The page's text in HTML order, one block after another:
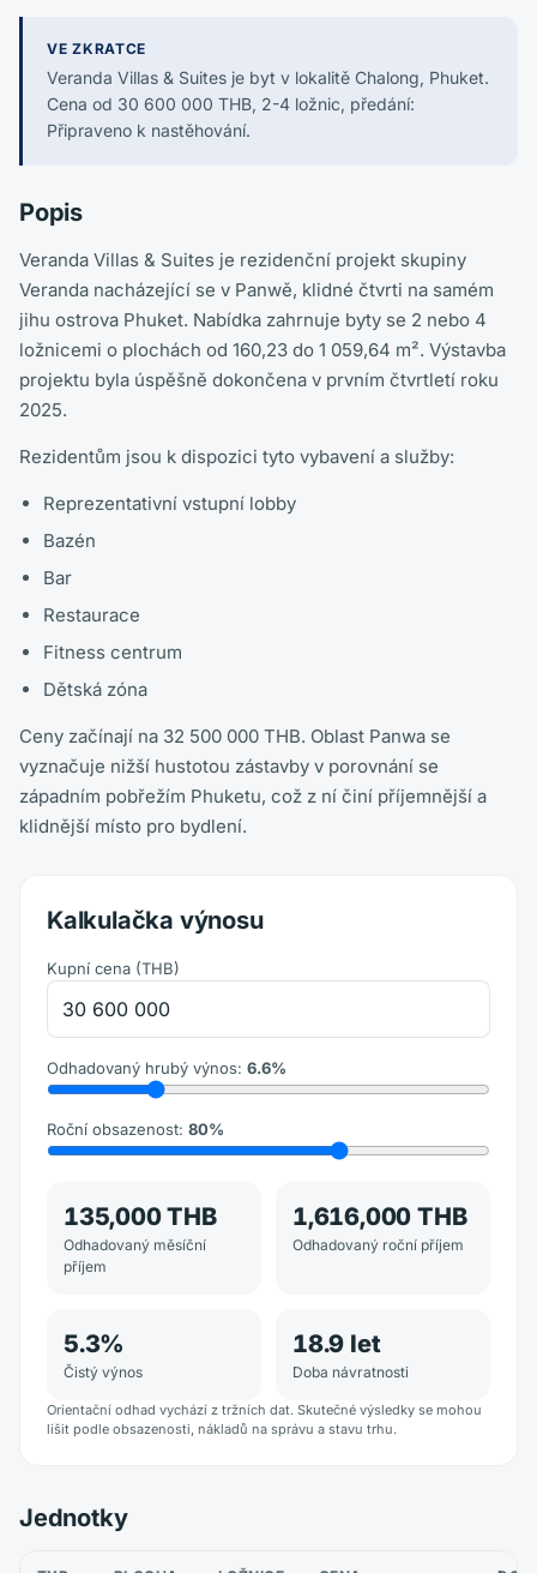
VE ZKRATCE
Veranda Villas & Suites je byt v lokalitě Chalong, Phuket.
Cena od 30 600 000 THB, 2-4 ložnic, předání:
Připraveno k nastěhování.
Popis
Veranda Villas & Suites je rezidenční projekt skupiny
Veranda nacházející se v Panwě, klidné čtvrti na samém
jihu ostrova Phuket. Nabídka zahrnuje byty se 2 nebo 4
ložnicemi o plochách od 160,23 do 1 059,64 m². Výstavba
projektu byla úspěšně dokončena v prvním čtvrtletí roku
2025.
Rezidentům jsou k dispozici tyto vybavení a služby:
Reprezentativní vstupní lobby
Bazén
Bar
Restaurace
Fitness centrum
Dětská zóna
Ceny začínají na 32 500 000 THB. Oblast Panwa se
vyznačuje nižší hustotou zástavby v porovnání se
západním pobřežím Phuketu, což z ní činí příjemnější a
klidnější místo pro bydlení.
Kalkulačka výnosu
Kupní cena (THB)
Odhadovaný hrubý výnos: 6.6%
Roční obsazenost: 80%
135,000 THB
Odhadovaný měsíční
příjem
1,616,000 THB
Odhadovaný roční příjem
5.3%
Čistý výnos
18.9 let
Doba návratnosti
Orientační odhad vychází z tržních dat. Skutečné výsledky se mohou
lišit podle obsazenosti, nákladů na správu a stavu trhu.
Jednotky